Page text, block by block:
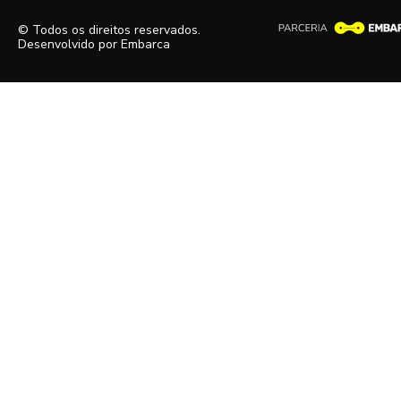
© Todos os direitos reservados.
Desenvolvido por Embarca